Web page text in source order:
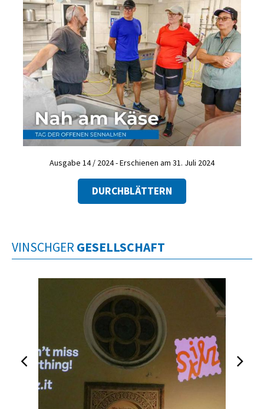
Ausgabe 14 / 2024 - Erschienen am 31. Juli 2024
DURCHBLÄTTERN
VINSCHGER GESELLSCHAFT